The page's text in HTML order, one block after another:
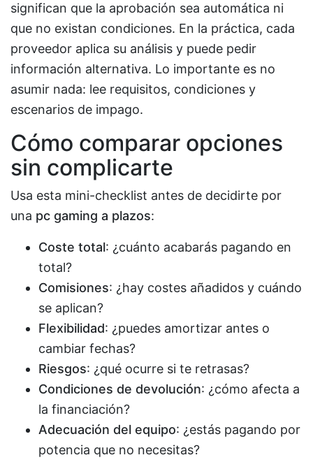
significan que la aprobación sea automática ni
que no existan condiciones. En la práctica, cada
proveedor aplica su análisis y puede pedir
información alternativa. Lo importante es no
asumir nada: lee requisitos, condiciones y
escenarios de impago.
Cómo comparar opciones
sin complicarte
Usa esta mini-checklist antes de decidirte por
una pc gaming a plazos:
Coste total: ¿cuánto acabarás pagando en
total?
Comisiones: ¿hay costes añadidos y cuándo
se aplican?
Flexibilidad: ¿puedes amortizar antes o
cambiar fechas?
Riesgos: ¿qué ocurre si te retrasas?
Condiciones de devolución: ¿cómo afecta a
la financiación?
Adecuación del equipo: ¿estás pagando por
potencia que no necesitas?